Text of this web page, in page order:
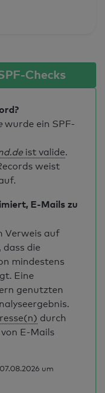
Checks
wurde ein SPF-
ist valide.
weist
E-Mails zu
Verweis auf
dass die
mindestens
Eine
genutzten
durch
E-Mails
um